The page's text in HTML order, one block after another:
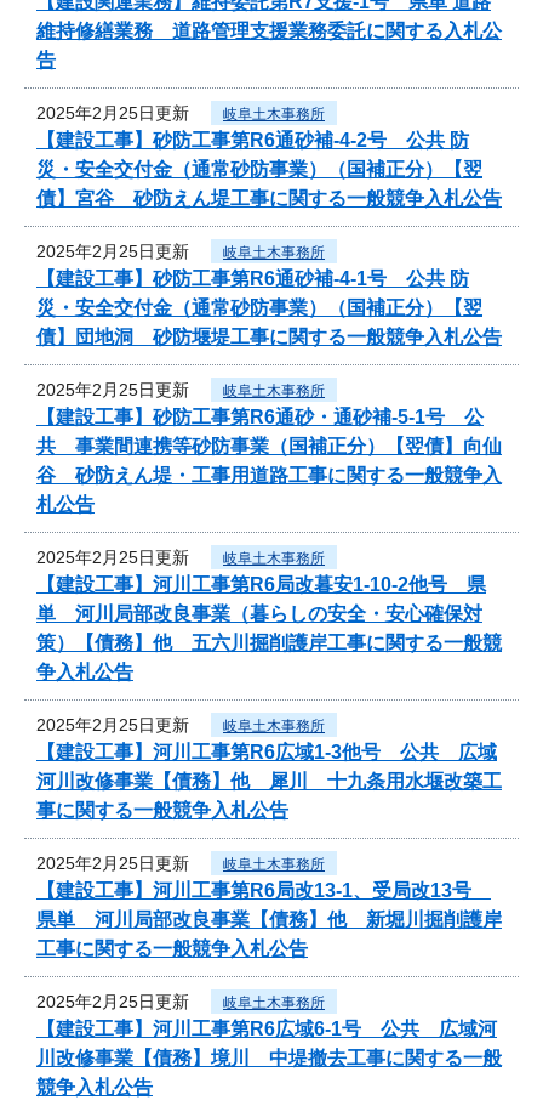
維持修繕業務 道路管理支援業務委託に関する入札公
告
2025年2月25日更新 岐阜土木事務所
【建設工事】砂防工事第R6通砂補-4-2号 公共 防
災・安全交付金（通常砂防事業）（国補正分）【翌
債】宮谷 砂防えん堤工事に関する一般競争入札公告
2025年2月25日更新 岐阜土木事務所
【建設工事】砂防工事第R6通砂補-4-1号 公共 防
災・安全交付金（通常砂防事業）（国補正分）【翌
債】団地洞 砂防堰堤工事に関する一般競争入札公告
2025年2月25日更新 岐阜土木事務所
【建設工事】砂防工事第R6通砂・通砂補-5-1号 公
共 事業間連携等砂防事業（国補正分）【翌債】向仙
谷 砂防えん堤・工事用道路工事に関する一般競争入
札公告
2025年2月25日更新 岐阜土木事務所
【建設工事】河川工事第R6局改暮安1-10-2他号 県
単 河川局部改良事業（暮らしの安全・安心確保対
策）【債務】他 五六川掘削護岸工事に関する一般競
争入札公告
2025年2月25日更新 岐阜土木事務所
【建設工事】河川工事第R6広域1-3他号 公共 広域
河川改修事業【債務】他 犀川 十九条用水堰改築工
事に関する一般競争入札公告
2025年2月25日更新 岐阜土木事務所
【建設工事】河川工事第R6局改13-1、受局改13号
県単 河川局部改良事業【債務】他 新堀川掘削護岸
工事に関する一般競争入札公告
2025年2月25日更新 岐阜土木事務所
【建設工事】河川工事第R6広域6-1号 公共 広域河
川改修事業【債務】境川 中堤撤去工事に関する一般
競争入札公告